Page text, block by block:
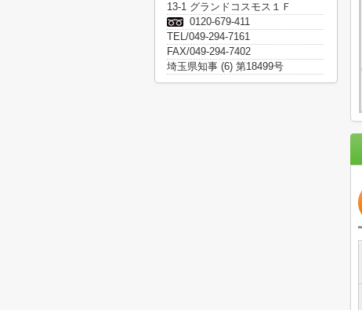
13-1 グランドコスモス１Ｆ
0120-679-411
TEL/049-294-7161
FAX/049-294-7402
埼玉県知事 (6) 第18499号